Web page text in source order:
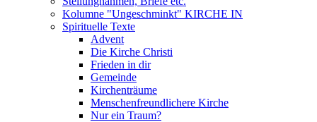
Kolumne "Ungeschminkt" KIRCHE IN
Spirituelle Texte
Advent
Die Kirche Christi
Frieden in dir
Gemeinde
Kirchenträume
Menschenfreundlichere Kirche
Nur ein Traum?